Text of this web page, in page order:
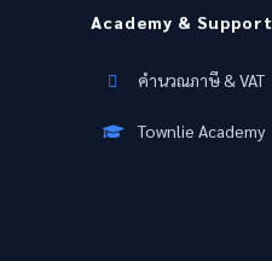
Academy & Support
คำนวณภาษี & VAT
Townlie Academy